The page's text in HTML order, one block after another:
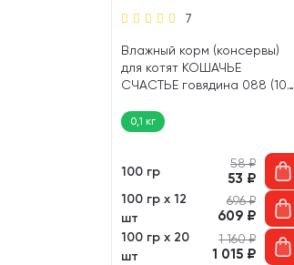
7
Влажный корм (консервы)
для котят КОШАЧЬЕ
СЧАСТЬЕ говядина 088 (100
0,1 кг
100 гр
58₽
53 ₽
100 гр х 12
шт
696₽
609 ₽
100 гр х 20
шт
1 160₽
1 015 ₽